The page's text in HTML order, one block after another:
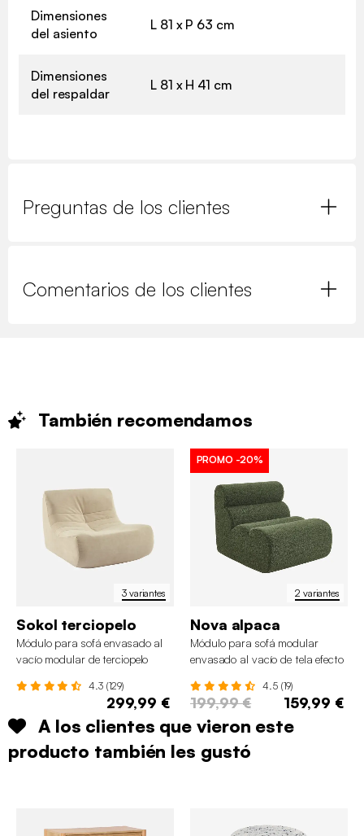
Dimensiones
del asiento
L 81 x P 63 cm
Dimensiones
del respaldar
L 81 x H 41 cm
Preguntas de los clientes
Comentarios de los clientes
También recomendamos
3 variantes
Sokol terciopelo
Módulo para sofá envasado al
vacío modular de terciopelo
4.3 (129)
299,99 €
2 variantes
PROMO -20%
Nova alpaca
Módulo para sofá modular
envasado al vacío de tela efecto
4.5 (19)
199,99 € 159,99 €
A los clientes que vieron este
producto también les gustó